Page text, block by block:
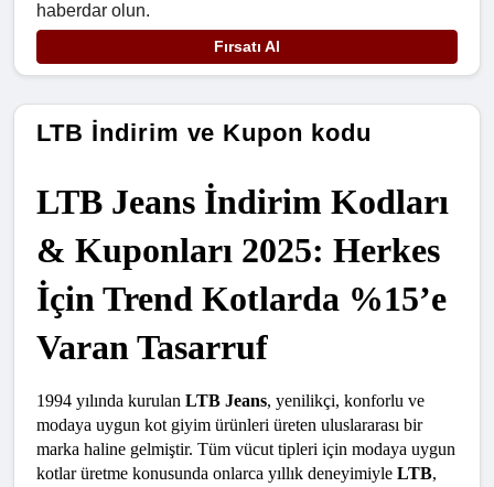
haberdar olun.
Fırsatı Al
LTB İndirim ve Kupon kodu
LTB Jeans İndirim Kodları
& Kuponları 2025: Herkes
İçin Trend Kotlarda %15’e
Varan Tasarruf
1994 yılında kurulan LTB Jeans, yenilikçi, konforlu ve
modaya uygun kot giyim ürünleri üreten uluslararası bir
marka haline gelmiştir. Tüm vücut tipleri için modaya uygun
kotlar üretme konusunda onlarca yıllık deneyimiyle LTB,